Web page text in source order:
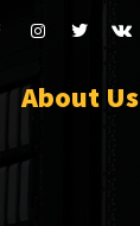
About Us